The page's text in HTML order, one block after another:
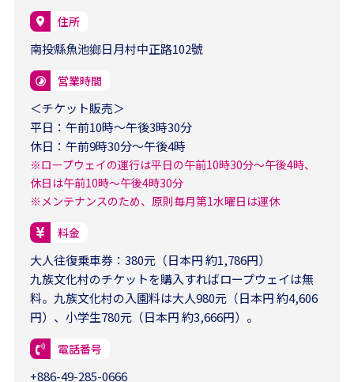
住所
南投縣魚池鄉日月村中正路102號
営業時間
＜チケット販売＞
平日：午前10時〜午後3時30分
休日：午前9時30分〜午後4時
※ロープウェイの運行は平日の午前10時30分〜午後4時、
休日は午前10時〜午後4時30分
※メンテナンスのため、原則毎月第1水曜日は運休
料金
大人往復乗車券：380元（日本円 約1,786円）
九族文化村のチケットを購入すればロープウェイは無
料。九族文化村の入園料は大人980元（日本円 約4,606
円）、小学生780元（日本円 約3,666円）。
電話番号
+886-49-285-0666